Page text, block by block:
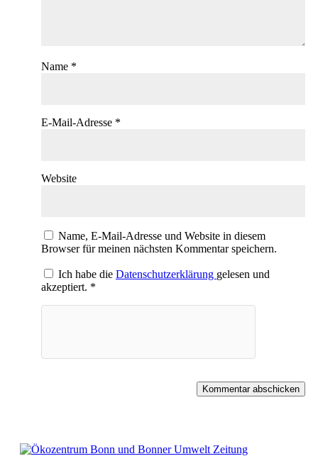
Name *
E-Mail-Adresse *
Website
Name, E-Mail-Adresse und Website in diesem
Browser für meinen nächsten Kommentar speichern.
Ich habe die Datenschutzerklärung gelesen und
akzeptiert. *
Kommentar abschicken